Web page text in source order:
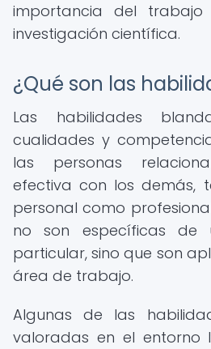
importancia del
investigación científica.
¿Qué son las
Las habilidades
cualidades y
las personas
efectiva con los demás,
personal como
no son específicas de
particular, sino que son
área de trabajo.
Algunas de las
valoradas en el entorno